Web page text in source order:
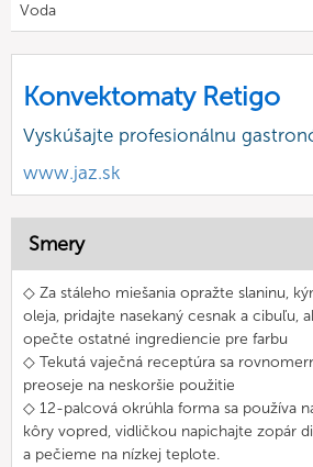
Voda
Konvektomaty Retigo
Vyskúšajte profesionálnu
www.jaz.sk
Smery
◇ Za stáleho miešania opražte slaninu,
oleja, pridajte nasekaný cesnak a cibuľu,
opečte ostatné ingrediencie pre farbu
◇ Tekutá vaječná receptúra sa
preoseje na neskoršie použitie
◇ 12-palcová okrúhla forma sa používa
kôry vopred, vidličkou napichajte zopár
a pečieme na nízkej teplote.